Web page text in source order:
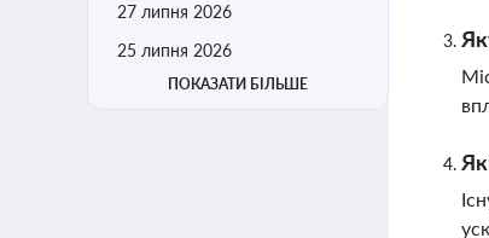
27 липня 2026
25 липня 2026
ПОКАЗАТИ БІЛЬШЕ